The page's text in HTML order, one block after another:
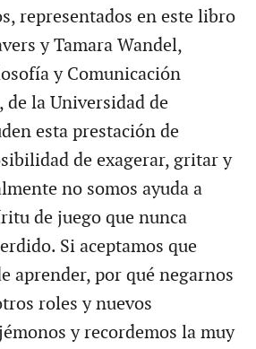
representados en este libro
y Tamara Wandel,
y Comunicación
de la Universidad de
esta prestación de
de exagerar, gritar y
no somos ayuda a
de juego que nunca
Si aceptamos que
aprender, por qué negarnos
roles y nuevos
y recordemos la muy